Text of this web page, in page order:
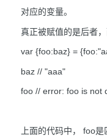
对应的变量。
真正被赋值的是后者，
var {foo:baz} =
baz // "aaa"
foo // error: foo is not
上面的代码中， foo